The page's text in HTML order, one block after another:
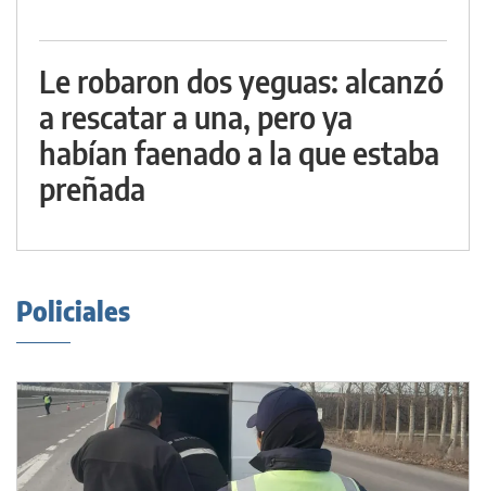
Le robaron dos yeguas: alcanzó
a rescatar a una, pero ya
habían faenado a la que estaba
preñada
Policiales